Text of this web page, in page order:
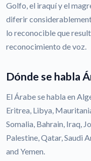
Golfo, el iraquí y el
diferir
lo reconocible que
reconocimiento de voz.
Dónde se habla
El Árabe se habla en
Eritrea, Libya,
Somalia, Bahrain, Iraq,
Palestine, Qatar, Saudi
and Yemen.